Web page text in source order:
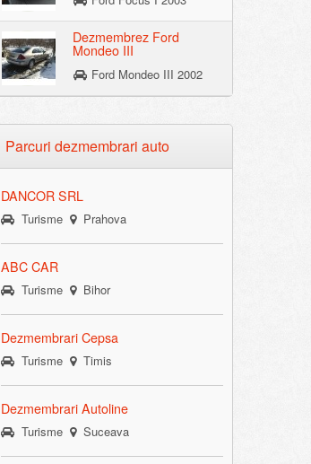
Dezmembrez Ford
Mondeo III
Ford Mondeo III 2002
Parcuri dezmembrari auto
DANCOR SRL
Turisme Prahova
ABC CAR
Turisme Bihor
Dezmembrari Cepsa
Turisme Timis
Dezmembrari Autoline
Turisme Suceava